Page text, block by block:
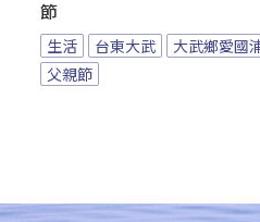
節
生活 台東大武
大武鄉愛國
父親節